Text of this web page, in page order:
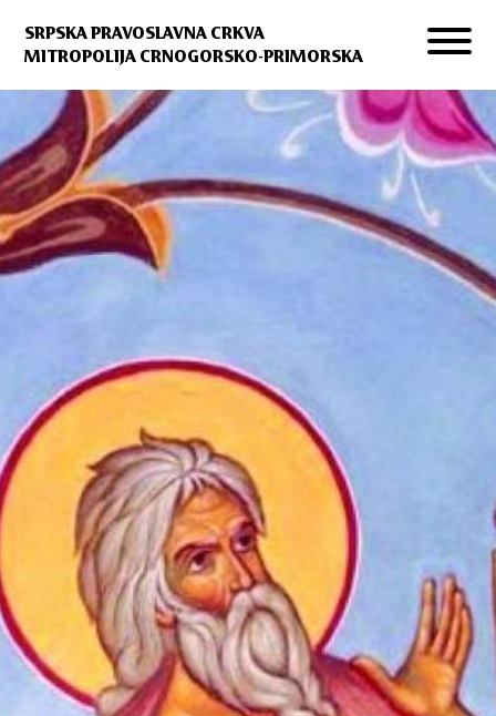
SRPSKA PRAVOSLAVNA CRKVA
MITROPOLIJA CRNOGORSKO-PRIMORSKA